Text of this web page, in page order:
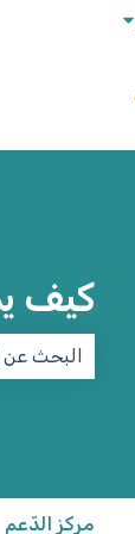
إظهار القائمة
كيف
مركز الدّعم